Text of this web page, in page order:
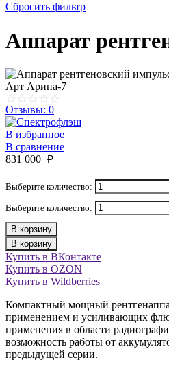
Сбросить фильтр
Аппарат
Арт Арина-7
Отзывы: 0
В избранное
В сравнение
831 000 p
Выберите количество:
Выберите количество:
В корзину
В корзину
Купить в ВКонтакте
Купить в OZON
Купить в Wildberries
Компактный мощный
применением и усиливающих
применения в области
возможность работы от
предыдущей серии.